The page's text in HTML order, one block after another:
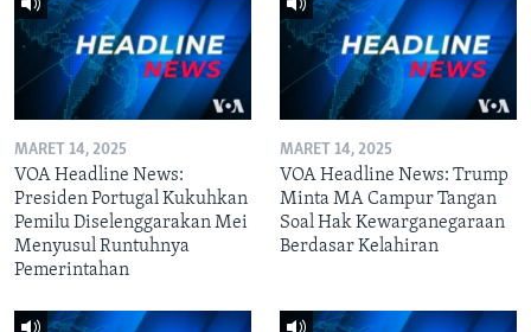
MARET 14, 2025
VOA Headline News:
Presiden Portugal Kukuhkan
Pemilu Diselenggarakan Mei
Menyusul Runtuhnya
Pemerintahan
MARET 14, 2025
VOA Headline News: Trump
Minta MA Campur Tangan
Soal Hak Kewarganegaraan
Berdasar Kelahiran